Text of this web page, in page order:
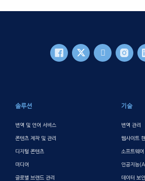
솔루션
번역 및 언어 서비스
콘텐츠 제작 및 관리
디지털 콘텐츠
미디어
글로벌 브랜드 관리
기술
번역 관리
웹사이트
소프트웨
인공지능
데이터 보안